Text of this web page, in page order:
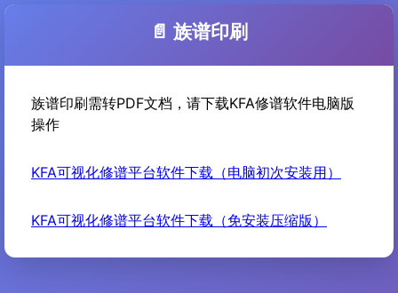
📄 族谱印刷
族谱印刷需转PDF文档，请下载KFA修谱软件电脑版
操作
KFA可视化修谱平台软件下载（电脑初次安装用）
KFA可视化修谱平台软件下载（免安装压缩版）